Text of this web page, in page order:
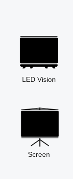
LED Vision
Screen